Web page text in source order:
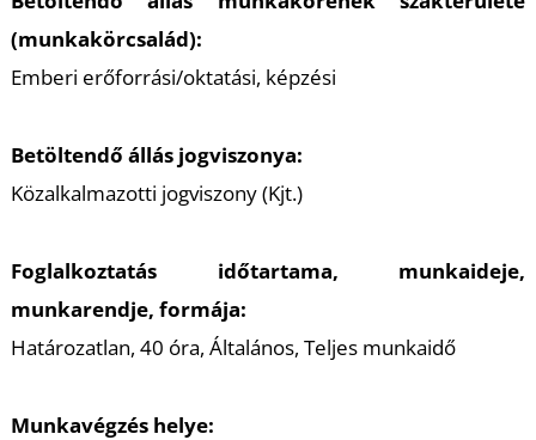
(munkakörcsalád):
Emberi erőforrási/oktatási, képzési
Betöltendő állás jogviszonya:
Közalkalmazotti jogviszony (Kjt.)
Foglalkoztatás időtartama, munkaideje,
munkarendje, formája:
Határozatlan, 40 óra, Általános, Teljes munkaidő
Munkavégzés helye: